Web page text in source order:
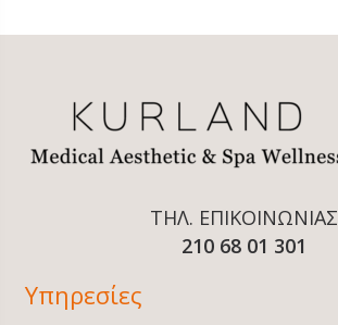
ΤΗΛ. ΕΠΙΚΟΙΝΩΝΙΑΣ
210 68 01 301
Υπηρεσίες